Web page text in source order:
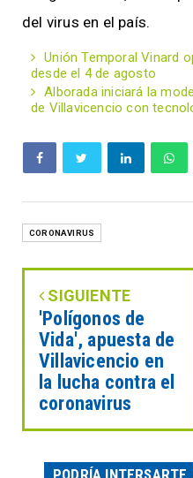
del virus en el país.
Unión Temporal Vinard
desde el 4 de agosto
Alborada iniciará la
de Villavicencio con
CORONAVIRUS
SIGUIENTE
'Polígonos de
Vida', apuesta de
Villavicencio en
la lucha contra el
coronavirus
PODRÍA INTERSARTE